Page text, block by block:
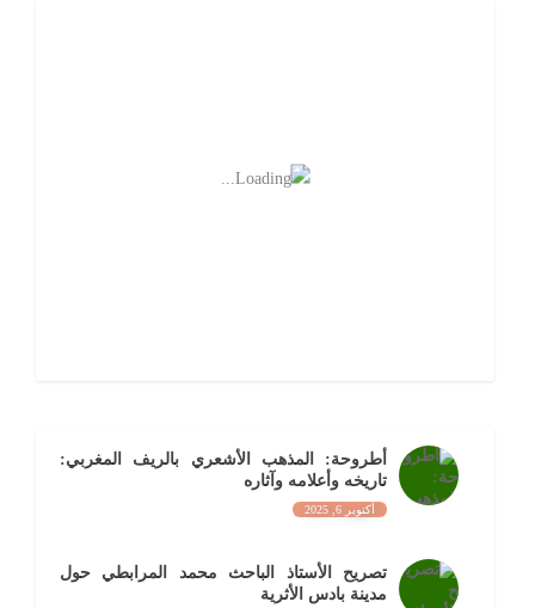
أطروحة: المذهب الأشعري بالريف المغربي:
تاريخه وأعلامه وآثاره
أكتوبر 6, 2025
تصريح الأستاذ الباحث محمد المرابطي حول
مدينة بادس الأثرية